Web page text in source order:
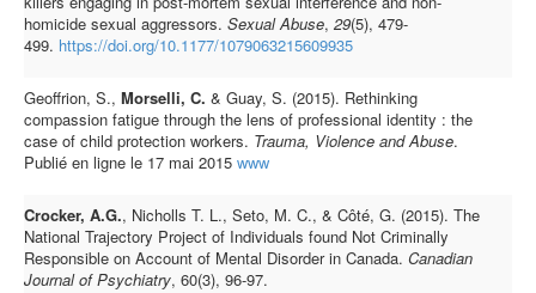
homicide sexual aggressors. Sexual Abuse, 29(5), 479-
499. https://doi.org/10.1177/1079063215609935
Geoffrion, S., Morselli, C. & Guay, S. (2015). Rethinking
compassion fatigue through the lens of professional identity : the
case of child protection workers. Trauma, Violence and Abuse.
Publié en ligne le 17 mai 2015 www
Crocker, A.G., Nicholls T. L., Seto, M. C., & Côté, G. (2015). The
National Trajectory Project of Individuals found Not Criminally
Responsible on Account of Mental Disorder in Canada. Canadian
Journal of Psychiatry, 60(3), 96­-97.